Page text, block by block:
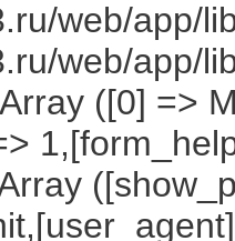
web/app/
web/app/
([0] =>